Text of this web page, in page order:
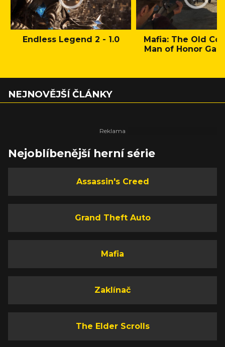
Endless Legend 2 - 1.0
Mafia: The Old
Man of Honor
NEJNOVĚJŠÍ ČLÁNKY
Nejoblíbenější herní série
Assassin's Creed
Grand Theft Auto
Mafia
Zaklínač
The Elder Scrolls